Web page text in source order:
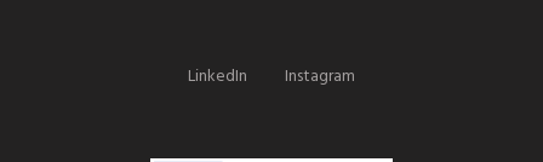
LinkedIn Instagram